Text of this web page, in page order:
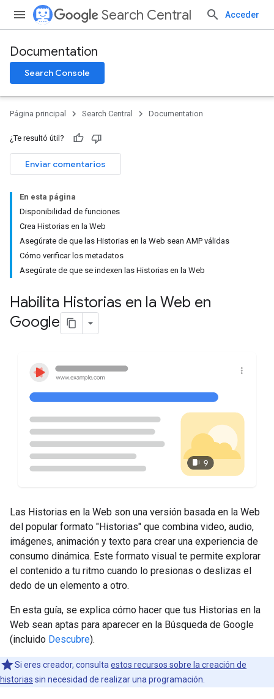
Search Central Acceder
Documentation
Search Console
Página principal Search Central Documentation
¿Te resultó útil?
Enviar comentarios
En esta página
Disponibilidad de funciones
Crea Historias en la Web
Asegúrate de que las Historias en la Web sean AMP válidas
Cómo verificar los metadatos
Asegúrate de que se indexen las Historias en la Web
Habilita Historias en la Web en
Google
Las Historias en la Web son una versión basada en la Web
del popular formato "Historias" que combina video, audio,
imágenes, animación y texto para crear una experiencia de
consumo dinámica. Este formato visual te permite explorar
el contenido a tu ritmo cuando lo presionas o deslizas el
dedo de un elemento a otro.
En esta guía, se explica cómo hacer que tus Historias en la
Web sean aptas para aparecer en la Búsqueda de Google
(incluido Descubre).
Si eres creador, consulta estos recursos sobre la creación de
historias sin necesidad de realizar una programación.